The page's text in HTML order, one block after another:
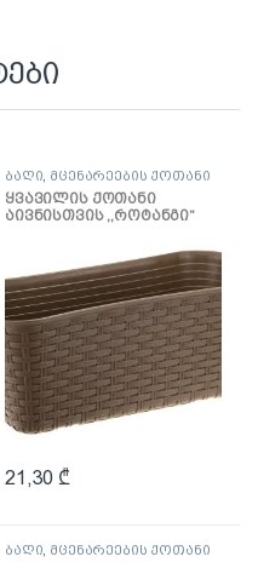
ბაღი მცენარეების ქოთანი
ყვავილის ქოთანი
აივნისთვის ,,როტანგი”
21,30₾
ბაღი მცენარეების ქოთანი